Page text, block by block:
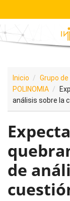
Pasar al contenido
Inicio
Grupo
POLINOMIA
análisis sobre la
de